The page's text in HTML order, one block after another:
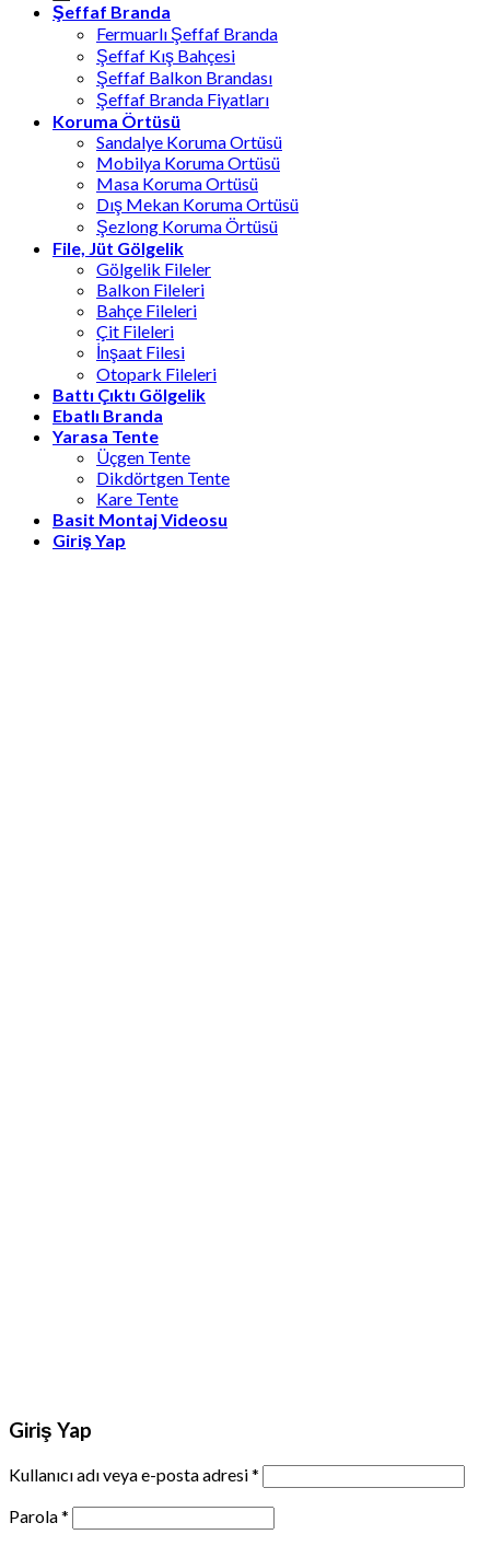
Şeffaf Branda
Fermuarlı Şeffaf Branda
Şeffaf Kış Bahçesi
Şeffaf Balkon Brandası
Şeffaf Branda Fiyatları
Koruma Örtüsü
Sandalye Koruma Ortüsü
Mobilya Koruma Ortüsü
Masa Koruma Ortüsü
Dış Mekan Koruma Ortüsü
Şezlong Koruma Örtüsü
File, Jüt Gölgelik
Gölgelik Fileler
Balkon Fileleri
Bahçe Fileleri
Çit Fileleri
İnşaat Filesi
Otopark Fileleri
Battı Çıktı Gölgelik
Ebatlı Branda
Yarasa Tente
Üçgen Tente
Dikdörtgen Tente
Kare Tente
Basit Montaj Videosu
Giriş Yap
Giriş Yap
Kullanıcı adı veya e-posta adresi*
Parola*